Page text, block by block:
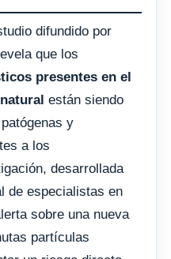
difundido por
que los
presentes en el
están siendo
y
a los
desarrollada
de especialistas en
sobre una nueva
partículas